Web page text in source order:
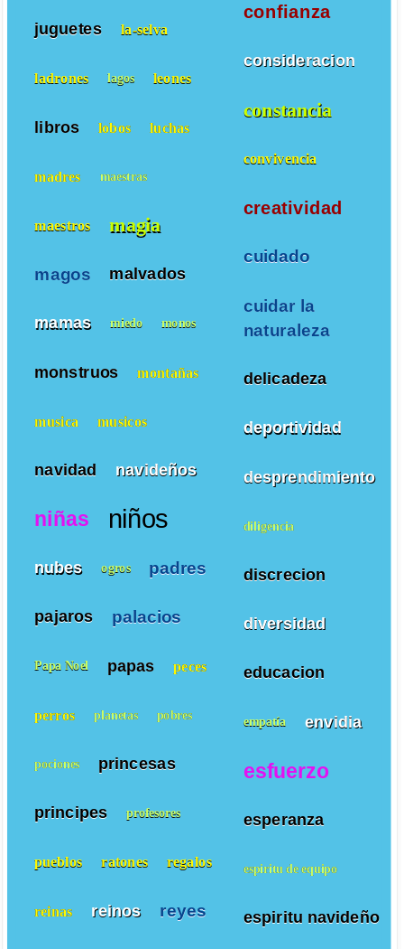
confianza
consideracion
constancia
convivencia
creatividad
cuidado
cuidar la
naturaleza
delicadeza
deportividad
desprendimiento
diligencia
discrecion
diversidad
educacion
empatía envidia
esfuerzo
esperanza
espiritu de equipo
espiritu navideño
juguetes la-selva
ladrones lagos leones
libros lobos luchas
madres maestras
maestros magia
magos malvados
mamas miedo monos
monstruos montañas
musica musicos
navidad navideños
niñas niños
nubes ogros padres
pajaros palacios
Papa Noel papas peces
perros planetas pobres
pociones princesas
principes profesores
pueblos ratones regalos
reinas reinos reyes